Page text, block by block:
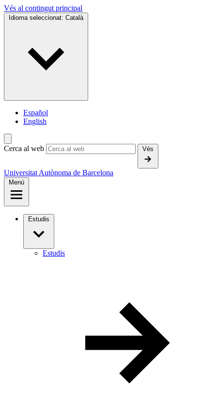
Vés al contingut principal
Idioma seleccionat: Català
Español
English
Cerca al web Vés
Universitat Autònoma de Barcelona
Menú
Estudis
Estudis